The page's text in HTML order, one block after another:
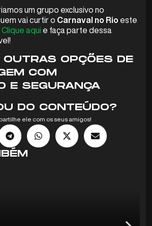
um grupo exclusivo no
vai curtir o Carnaval no Rio este
Clique aqui e faça parte dessa
OUTRAS OPÇÕES DE
COM
E SEGURANÇA
DO CONTEÚDO?
ele com os seus amigos!